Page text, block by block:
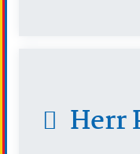
Herr